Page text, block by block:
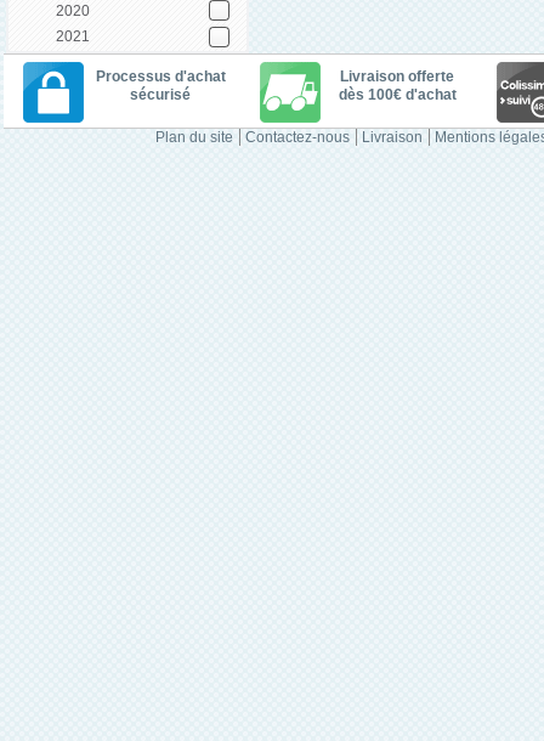
2020
2021
Processus d'achat
sécurisé
Livraison offerte
dès 100€ d'achat
Plan du site Contactez-nous Livraison Mentions